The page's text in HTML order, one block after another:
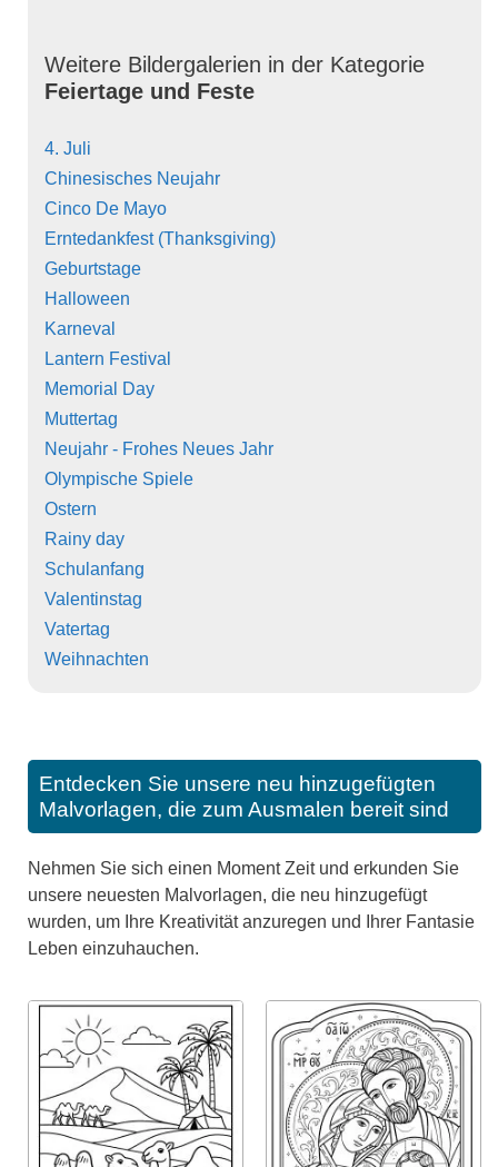
Weitere Bildergalerien in der Kategorie
Feiertage und Feste
4. Juli
Chinesisches Neujahr
Cinco De Mayo
Erntedankfest (Thanksgiving)
Geburtstage
Halloween
Karneval
Lantern Festival
Memorial Day
Muttertag
Neujahr - Frohes Neues Jahr
Olympische Spiele
Ostern
Rainy day
Schulanfang
Valentinstag
Vatertag
Weihnachten
Entdecken Sie unsere neu hinzugefügten
Malvorlagen, die zum Ausmalen bereit sind
Nehmen Sie sich einen Moment Zeit und erkunden Sie
unsere neuesten Malvorlagen, die neu hinzugefügt
wurden, um Ihre Kreativität anzuregen und Ihrer Fantasie
Leben einzuhauchen.